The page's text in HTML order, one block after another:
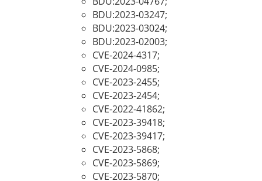
BDU:2023-03247;
BDU:2023-03024;
BDU:2023-02003;
CVE-2024-4317;
CVE-2024-0985;
CVE-2023-2455;
CVE-2023-2454;
CVE-2022-41862;
CVE-2023-39418;
CVE-2023-39417;
CVE-2023-5868;
CVE-2023-5869;
CVE-2023-5870;